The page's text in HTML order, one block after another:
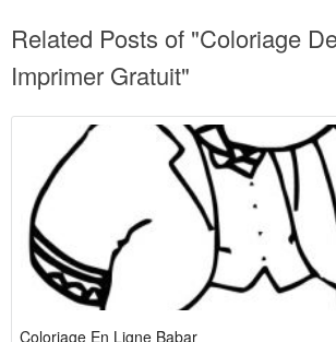
Related Posts of "Coloriage
Imprimer Gratuit"
Coloriage En Ligne Babar